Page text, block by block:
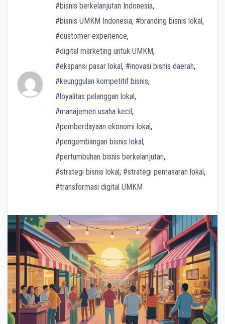
#bisnis berkelanjutan Indonesia,
#bisnis UMKM Indonesia, #branding bisnis lokal,
#customer experience,
#digital marketing untuk UMKM,
#ekspansi pasar lokal, #inovasi bisnis daerah,
#keunggulan kompetitif bisnis,
#loyalitas pelanggan lokal,
#manajemen usaha kecil,
#pemberdayaan ekonomi lokal,
#pengembangan bisnis lokal,
#pertumbuhan bisnis berkelanjutan,
#strategi bisnis lokal, #strategi pemasaran lokal,
#transformasi digital UMKM